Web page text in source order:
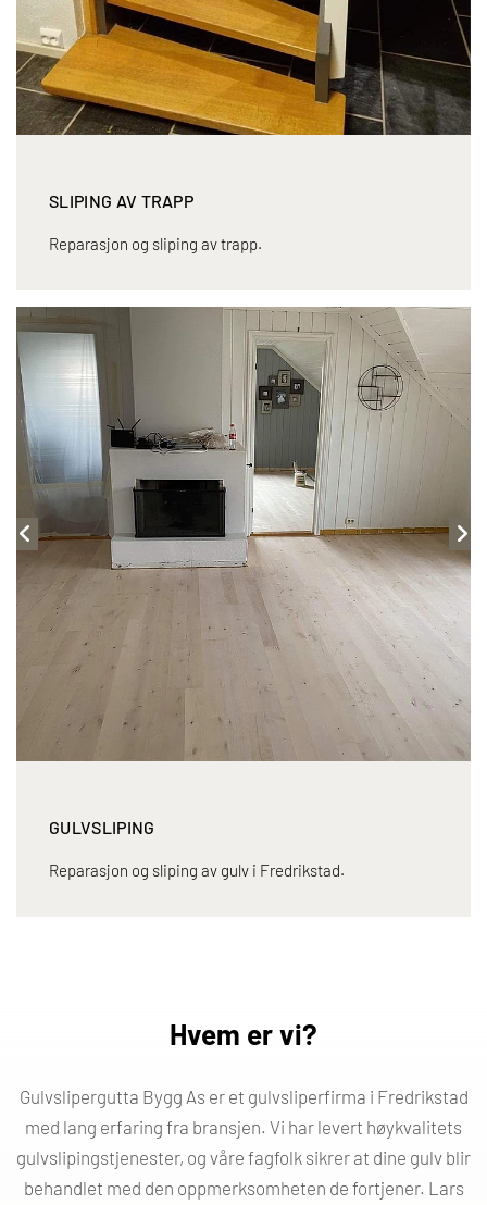
SLIPING AV TRAPP
Reparasjon og sliping av trapp.
GULVSLIPING
Reparasjon og sliping av gulv i Fredrikstad.
Hvem er vi?
Gulvslipergutta Bygg As er et gulvsliperfirma i Fredrikstad
med lang erfaring fra bransjen. Vi har levert høykvalitets
gulvslipingstjenester, og våre fagfolk sikrer at dine gulv blir
behandlet med den oppmerksomheten de fortjener. Lars